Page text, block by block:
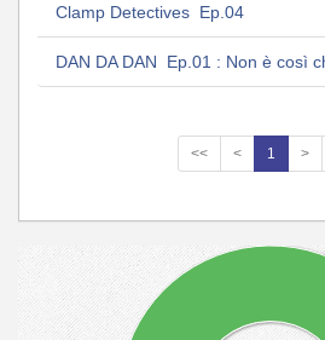
Clamp Detectives Ep.04
DAN DA DAN Ep.01 : Non è così
<< < 1 >